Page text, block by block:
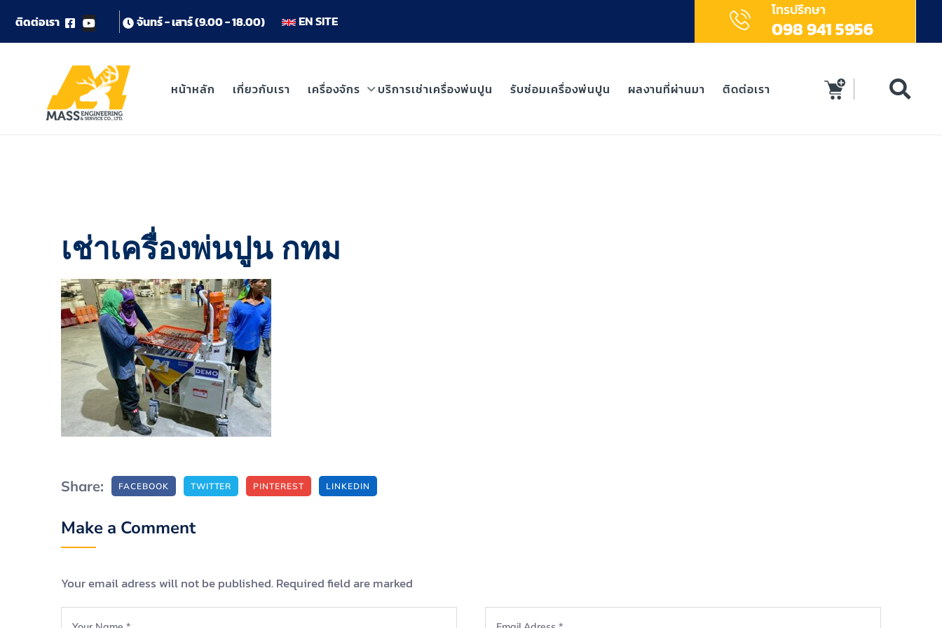
ตดตอเรา จนทร-เสาร(9.00-18.00) EN SITE
โทรปรึกษา
098 941 5956
หน้าหลัก เกี่ยวกับเรา เครื่องจักร บริการเช่าเครื่องพ่นปูน รับซ่อมเครื่องพ่นปูน ผลงานที่ผ่านมา ติดต่อเรา
เช่าเครื่องพ่นปูน กทม
Share: FACEBOOK TWITTER PINTEREST LINKEDIN
Make a Comment
Your email adress will not be published. Required field are marked